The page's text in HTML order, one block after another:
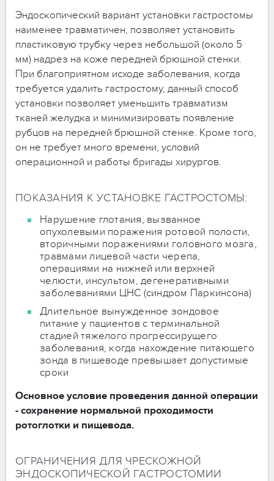
Эндоскопический вариант установки гастростомы
наименее травматичен, позволяет установить
пластиковую трубку через небольшой (около 5
мм) надрез на коже передней брюшной стенки.
При благоприятном исходе заболевания, когда
требуется удалить гастростому, данный способ
установки позволяет уменьшить травматизм
тканей желудка и минимизировать появление
рубцов на передней брюшной стенке. Кроме того,
он не требует много времени, условий
операционной и работы бригады хирургов.
ПОКАЗАНИЯ К УСТАНОВКЕ ГАСТРОСТОМЫ:
Нарушение глотания, вызванное
опухолевыми поражения ротовой полости,
вторичными поражениями головного мозга,
травмами лицевой части черепа,
операциями на нижней или верхней
челюсти, инсультом, дегенеративными
заболеваниями ЦНС (синдром Паркинсона)
Длительное вынужденное зондовое
питание у пациентов с терминальной
стадией тяжелого прогрессирущего
заболевания, когда нахождение питающего
зонда в пищеводе превышает допустимые
сроки
Основное условие проведения данной операции
- сохранение нормальной проходимости
ротоглотки и пищевода.
ОГРАНИЧЕНИЯ ДЛЯ ЧРЕСКОЖНОЙ
ЭНДОСКОПИЧЕСКОЙ ГАСТРОСТОМИИ